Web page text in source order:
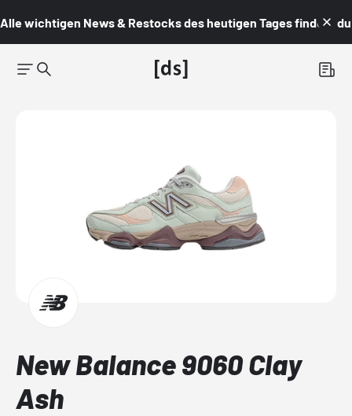
Alle wichtigen News & Restocks des heutigen Tages findest du
New Balance 9060 Clay
Ash